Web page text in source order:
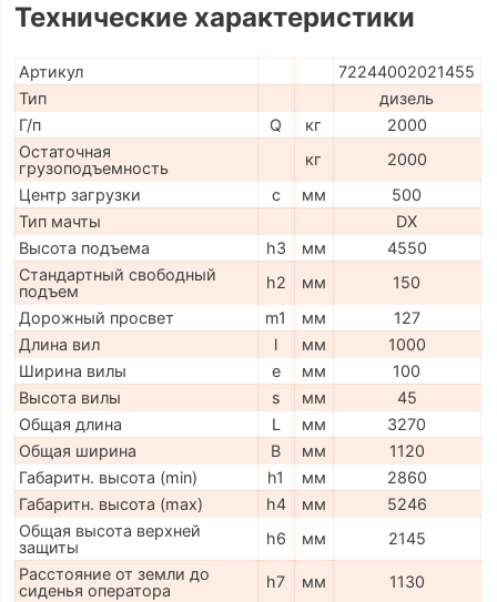
Технические характеристики
Артикул
72244002021455
Тип
дизель
Г/п
Q кг
2000
Остаточная
грузоподъемность
кг
2000
Центр загрузки
c мм
500
Тип мачты
DX
Высота подъема
h3 мм
4550
Стандартный свободный
подъем
h2 мм
150
Дорожный просвет
m1 мм
127
Длина вил
l мм
1000
Ширина вилы
e мм
100
Высота вилы
s мм
45
Общая длина
L мм
3270
Общая ширина
B мм
1120
Габаритн. высота (min)
h1 мм
2860
Габаритн. высота (max)
h4 мм
5246
Общая высота верхней
защиты
h6 мм
2145
Расстояние от земли до
сиденья оператора
h7 мм
1130